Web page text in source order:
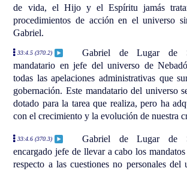
de vida, el Hijo y el Espíritu jamás
procedimientos de acción en el universo
Gabriel.
33:4.5 (370.2)
Gabriel de Lugar de
mandatario en jefe del universo de
todas las apelaciones administrativas que
gobernación. Este mandatario del universo
dotado para la tarea que realiza, pero ha
con el crecimiento y la evolución de nuestra
33:4.6 (370.3)
Gabriel de Lugar de
encargado jefe de llevar a cabo los
respecto a las cuestiones no personales